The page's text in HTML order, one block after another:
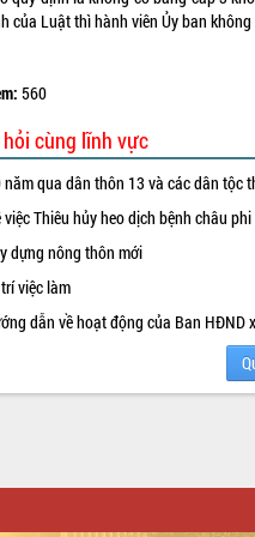
của Luật thì hành viên Ủy ban
560
hỏi cùng lĩnh vực
năm qua dân thôn 13 và các dân tộc
việc Thiêu hủy heo dịch bệnh châu phi
dựng nông thôn mới
việc làm
dẫn về hoạt động của Ban HĐND